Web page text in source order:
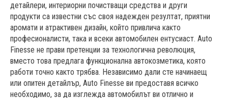
детайлери, интериорни почистващи средства и други
продукти са известни със своя надежден резултат, приятни
аромати и атрактивен дизайн, който привлича както
професионалисти, така и всеки автомобилен ентусиаст. Auto
Finesse не прави претенции за технологична революция,
вместо това предлага функционална автокозметика, която
работи точно както трябва. Независимо дали сте начинаещ
или опитен детайлър, Auto Finesse ви предоставя всичко
необходимо, за да изглежда автомобилът ви отлично и